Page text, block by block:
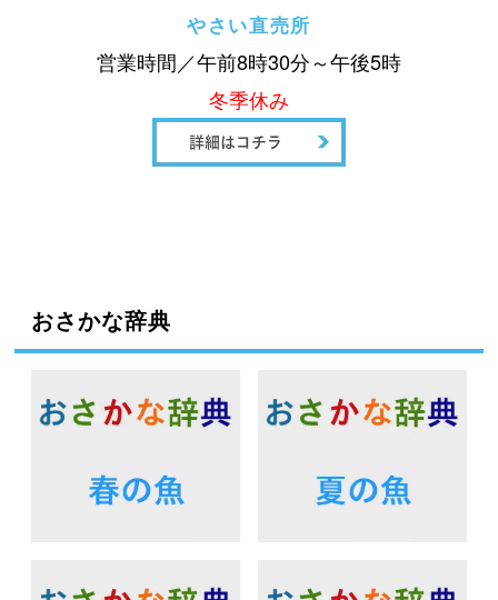
やさい直売所
営業時間／午前8時30分～午後5時
冬季休み
おさかな辞典